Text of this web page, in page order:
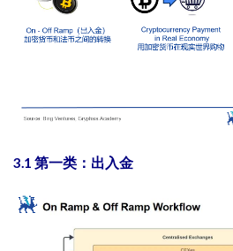
3.1 第一类：出入金